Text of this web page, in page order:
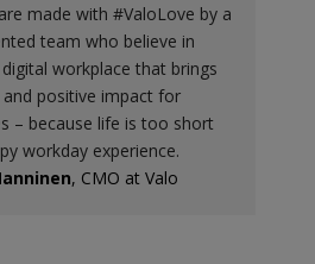
made with #ValoLove by a
team who believe in
workplace that brings
and positive impact for
– because life is too short
workday experience.
, CMO at Valo